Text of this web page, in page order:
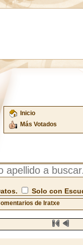
Inicio
Más Votados
Solo con
de Iratxe